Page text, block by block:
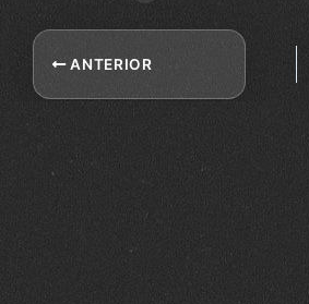
ANTERIOR